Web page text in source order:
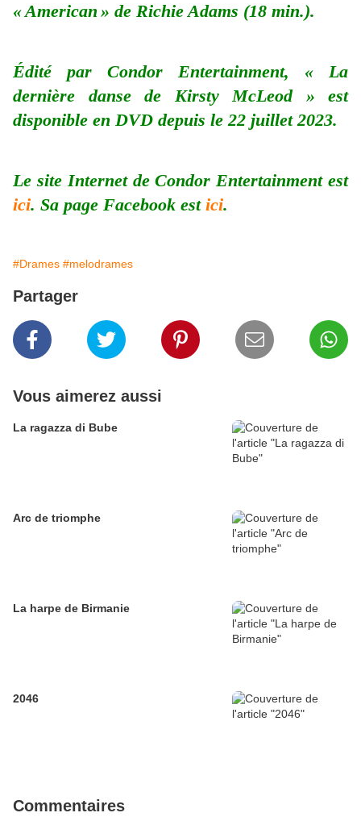
« American » de Richie Adams (18 min.).
Édité par Condor Entertainment, « La
dernière danse de Kirsty McLeod » est
disponible en DVD depuis le 22 juillet 2023.
Le site Internet de Condor Entertainment est
ici. Sa page Facebook est ici.
#Drames #melodrames
Partager
Vous aimerez aussi
La ragazza di Bube
Arc de triomphe
La harpe de Birmanie
2046
Commentaires